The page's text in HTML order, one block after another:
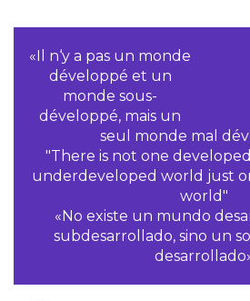
«Il n‘y a pas un monde
développé et un
monde sous-
développé, mais un
seul monde mal
"There is not one
underdeveloped world just
world"
«No existe un mundo
subdesarrollado, sino un